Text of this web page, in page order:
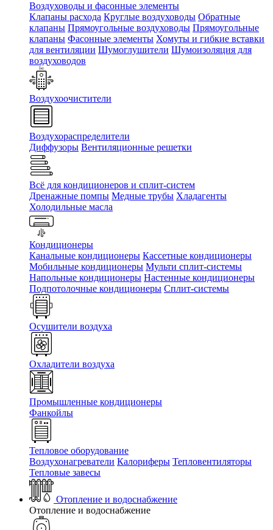
Воздуховоды и фасонные элементы
Клапаны расхода Круглые воздуховоды Обратные
клапаны Прямоугольные воздуховоды Прямоугольные
клапаны Фасонные элементы Хомуты и гибкие вставки
для вентиляции Шумоглушители Шумоизоляция для
воздуховодов
Воздухоочистители
Воздухораспределители
Диффузоры Вентиляционные решетки
Всё для кондиционеров и сплит-систем
Дренажные помпы Медные трубы Хладагенты
Холодильные масла
Кондиционеры
Канальные кондиционеры Кассетные кондиционеры
Мобильные кондиционеры Мульти сплит-системы
Напольные кондиционеры Настенные кондиционеры
Подпотолочные кондиционеры Сплит-системы
Осушители воздуха
Охладители воздуха
Промышленные кондиционеры
Фанкойлы
Тепловое оборудование
Воздухонагреватели Калориферы Тепловентиляторы
Тепловые завесы
Отопление и водоснабжение
Отопление и водоснабжение